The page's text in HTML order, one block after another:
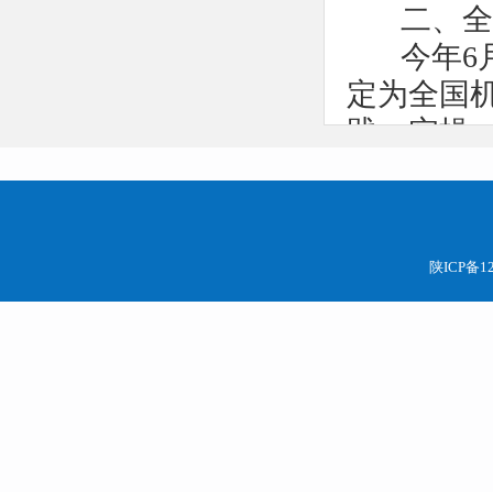
二、全
今年6月
定为全国
践、实操
政府高度
陕ICP备